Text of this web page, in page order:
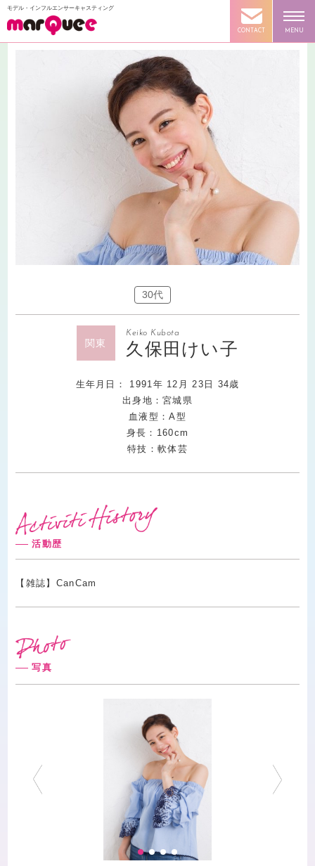
モデル・インフルエンサーキャスティング
CONTACT MENU
30代
関東
Keiko Kubota
久保田けい子
生年月日： 1991 年 12 月 23 日 34歳
出身地：宮城県
血液型：A型
身長：160cm
特技：軟体芸
活動歴
【雑誌】CanCam
写真